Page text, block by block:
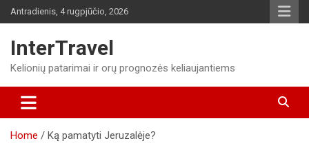
Skip
to
Antradienis, 4 rugpjūčio, 2026
InterTravel
Kelionių patarimai ir orų prognozės keliaujantiems
Home Ką pamatyti Jeruzalėje?